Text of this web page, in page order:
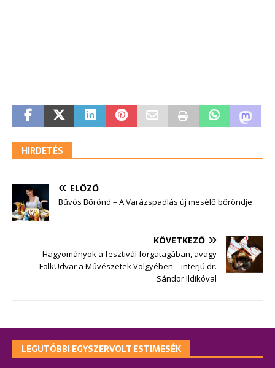
HIRDETÉS
ELŐZŐ
Bűvös Bőrönd – A Varázspadlás új mesélő bőröndje
KÖVETKEZŐ
Hagyományok a fesztivál forgatagában, avagy
FolkUdvar a Művészetek Völgyében – interjú dr.
Sándor Ildikóval
LEGUTÓBBI EGYSZERVOLT ESTIMESÉK